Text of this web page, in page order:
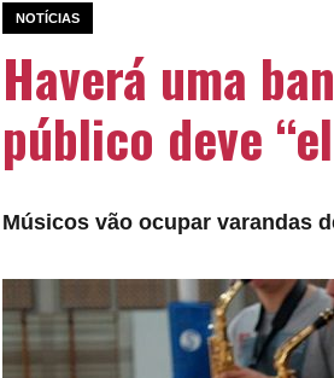
NOTÍCIAS
Haverá uma
público deve
Músicos vão ocupar varandas